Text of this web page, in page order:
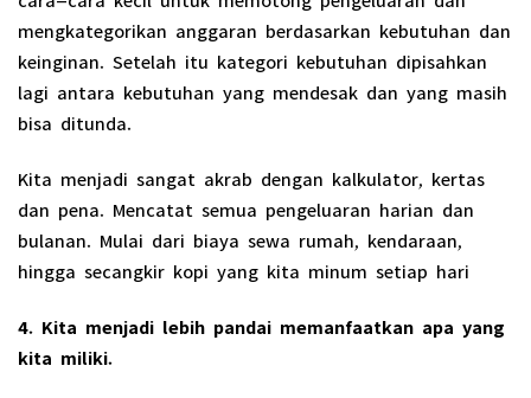
mengkategorikan anggaran berdasarkan kebutuhan dan
keinginan. Setelah itu kategori kebutuhan dipisahkan
lagi antara kebutuhan yang mendesak dan yang masih
bisa ditunda.
Kita menjadi sangat akrab dengan kalkulator, kertas
dan pena. Mencatat semua pengeluaran harian dan
bulanan. Mulai dari biaya sewa rumah, kendaraan,
hingga secangkir kopi yang kita minum setiap hari
4. Kita menjadi lebih pandai memanfaatkan apa yang
kita miliki.